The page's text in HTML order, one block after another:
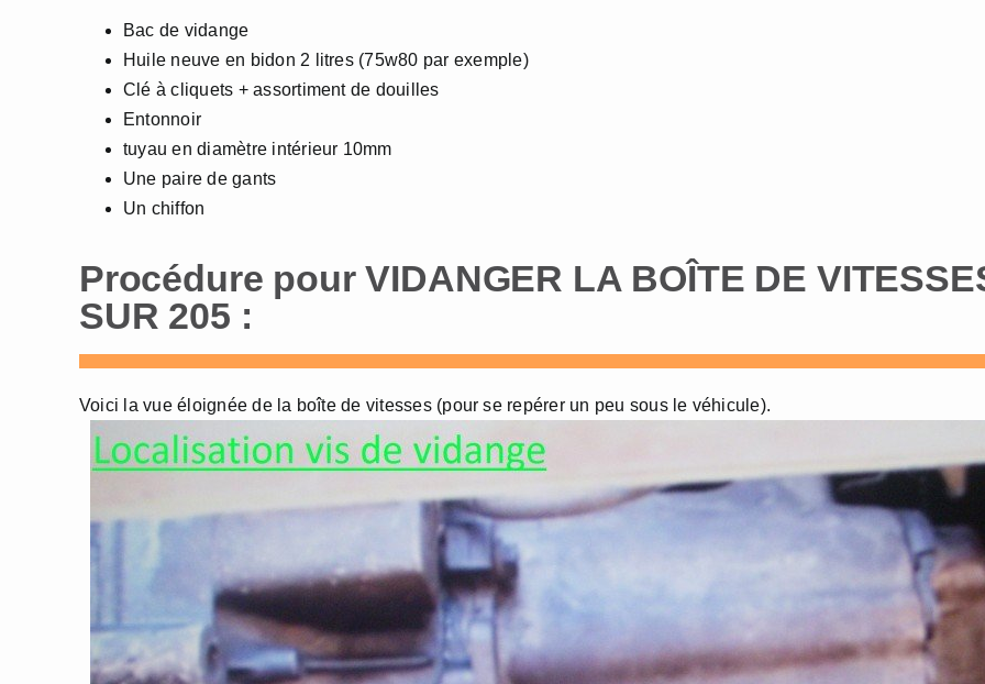
Bac de vidange
Huile neuve en bidon 2 litres (75w80 par exemple)
Clé à cliquets + assortiment de douilles
Entonnoir
tuyau en diamètre intérieur 10mm
Une paire de gants
Un chiffon
Procédure pour VIDANGER LA BOÎTE DE
SUR 205 :
Voici la vue éloignée de la boîte de vitesses (pour se repérer un peu sous le véhicule).